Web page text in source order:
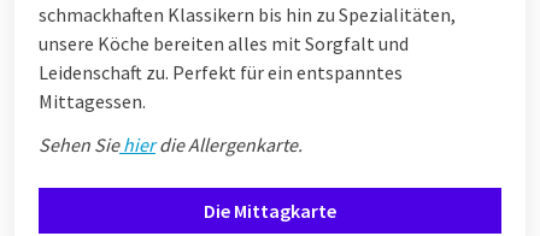
schmackhaften Klassikern bis hin zu Spezialitäten,
unsere Köche bereiten alles mit Sorgfalt und
Leidenschaft zu. Perfekt für ein entspanntes
Mittagessen.
Sehen Siehierdie Allergenkarte.
Die Mittagkarte